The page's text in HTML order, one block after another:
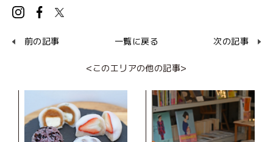
前の記事 一覧に戻る 次の記事
<このエリアの他の記事>